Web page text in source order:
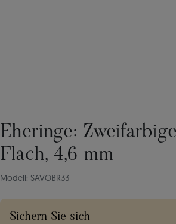
Eheringe:
Flach, 4,6 mm
Modell: SAVOBR33
Sichern Sie sich